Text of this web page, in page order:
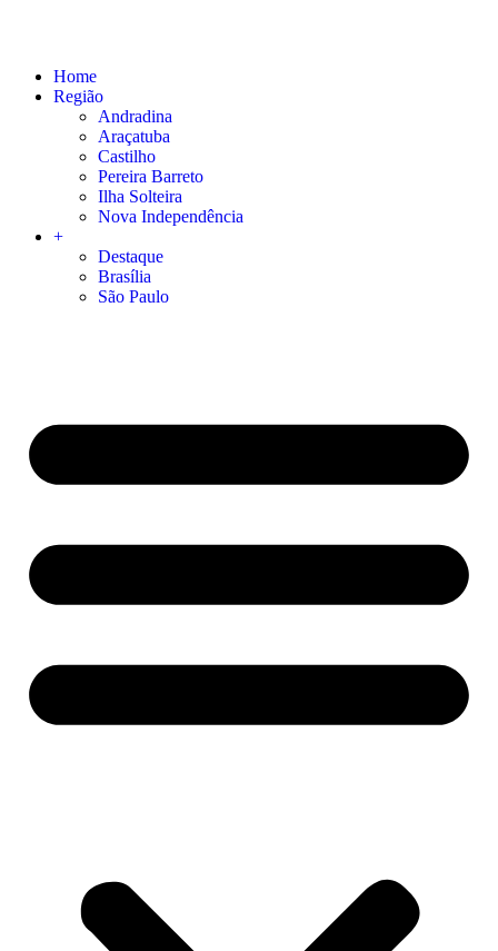
Home
Região
Andradina
Araçatuba
Castilho
Pereira Barreto
Ilha Solteira
Nova Independência
+
Destaque
Brasília
São Paulo